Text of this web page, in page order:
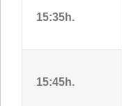
15:35h.
15:45h.